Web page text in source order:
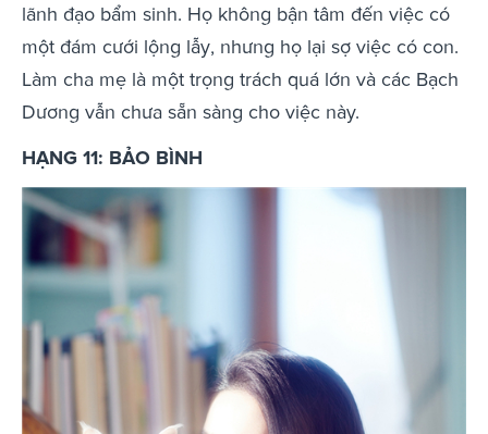
lãnh đạo bẩm sinh. Họ không bận tâm đến việc có
một đám cưới lộng lẫy, nhưng họ lại sợ việc có con.
Làm cha mẹ là một trọng trách quá lớn và các Bạch
Dương vẫn chưa sẵn sàng cho việc này.
HẠNG 11: BẢO BÌNH